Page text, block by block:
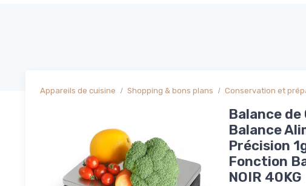
Appareils de cuisine Shopping & bons plans Conservation et
Balance
Balance
Précision
Fonction
NOIR 40KG